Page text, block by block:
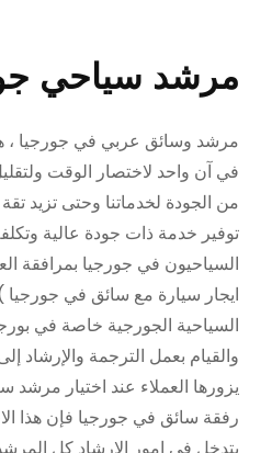
مرشد سياحي
مرشد وسائق عربي في جورجيا ،
في آن واحد لاختصار الوقت
من الجودة لخدماتنا وحتى تزيد
توفير خدمة ذات جودة عالية
السياحيون في جورجيا بمرافقة
ايجار سيارة مع سائق في جورجيا
السياحية الجورجية خاصة في
والقيام بعمل الترجمة والإرشاد
يزورها العملاء عند اختيار
رفقة سائق في جورجيا فإن هذا